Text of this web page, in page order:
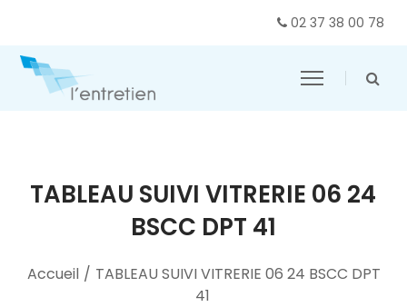
02 37 38 00 78
TABLEAU SUIVI VITRERIE 06 24
BSCC DPT 41
Accueil / TABLEAU SUIVI VITRERIE 06 24 BSCC DPT
41